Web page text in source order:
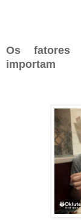
Os fatores
importam